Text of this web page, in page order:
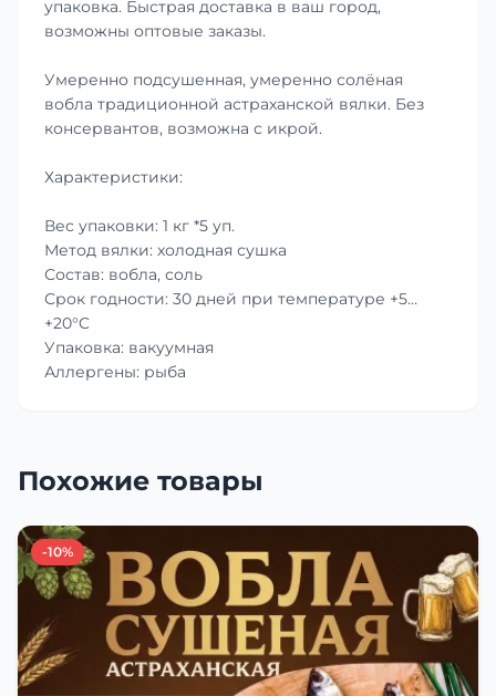
упаковка. Быстрая доставка в ваш город,
возможны оптовые заказы.
Умеренно подсушенная, умеренно солёная
вобла традиционной астраханской вялки. Без
консервантов, возможна с икрой.
Характеристики:
Вес упаковки: 1 кг *5 уп.
Метод вялки: холодная сушка
Состав: вобла, соль
Срок годности: 30 дней при температуре +5…
+20°C
Упаковка: вакуумная
Аллергены: рыба
Похожие товары
-10%